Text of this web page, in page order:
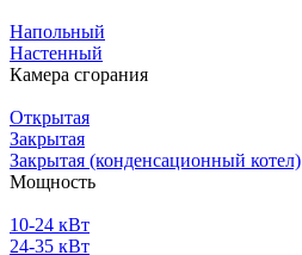
Напольный
Настенный
Камера сгорания
Открытая
Закрытая
Закрытая (конденсационный котел)
Мощность
10-24 кВт
24-35 кВт